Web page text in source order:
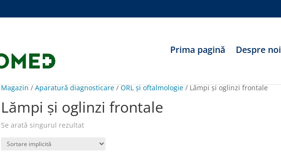
Prima pagină Despre noi
Magazin/Aparatură diagnosticare/ORL şi oftalmologie/ Lămpi ṣi oglinzi frontale
Lămpi ṣi oglinzi frontale
Se arată singurul rezultat